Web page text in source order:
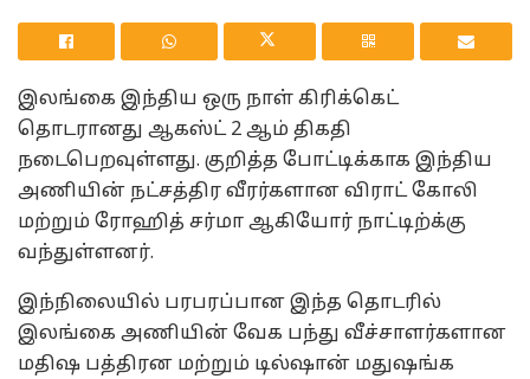
இலங்கை இந்திய ஒரு நாள் கிரிக்கெட்
தொடரானது ஆகஸ்ட் 2 ஆம் திகதி
நடைபெறவுள்ளது. குறித்த போட்டிக்காக இந்திய
அணியின் நட்சத்திர வீரர்களான விராட் கோலி
மற்றும் ரோஹித் சர்மா ஆகியோர் நாட்டிற்க்கு
வந்துள்ளனர்.
இந்நிலையில் பரபரப்பான இந்த தொடரில்
இலங்கை அணியின் வேக பந்து வீச்சாளர்களான
மதிஷ பத்திரன மற்றும் டில்ஷான் மதுஷங்க